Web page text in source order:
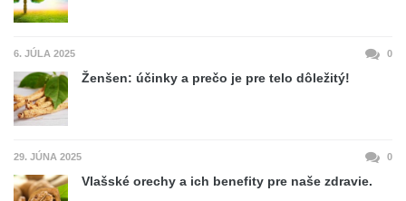
6. JÚLA 2025 0
Ženšen: účinky a prečo je pre telo dôležitý!
29. JÚNA 2025 0
Vlašské orechy a ich benefity pre naše zdravie.